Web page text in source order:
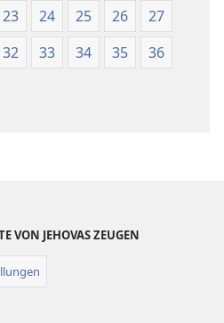
23 24 25 26
27
32 33 34 35
36
VON JEHOVAS ZEUGEN